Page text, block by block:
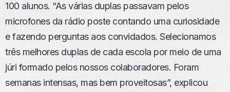
100 alunos. “As várias duplas passavam pelos
microfones da rádio poste contando uma curiosidade
e fazendo perguntas aos convidados. Selecionamos
três melhores duplas de cada escola por meio de uma
júri formado pelos nossos colaboradores. Foram
semanas intensas, mas bem proveitosas”, explicou